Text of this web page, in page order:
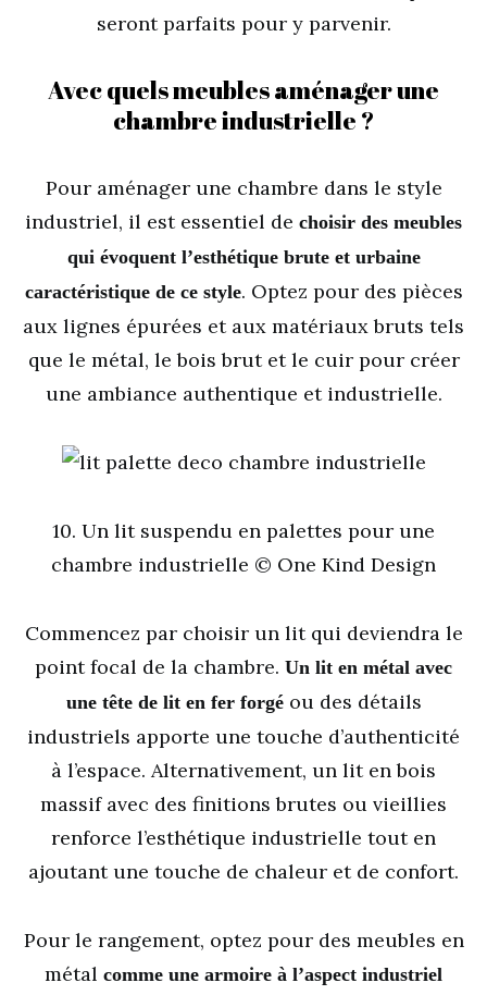
seront parfaits pour y parvenir.
Avec quels meubles aménager une
chambre industrielle ?
Pour aménager une chambre dans le style
industriel, il est essentiel de choisir des meubles
qui évoquent l’esthétique brute et urbaine
caractéristique de ce style. Optez pour des pièces
aux lignes épurées et aux matériaux bruts tels
que le métal, le bois brut et le cuir pour créer
une ambiance authentique et industrielle.
10. Un lit suspendu en palettes pour une
chambre industrielle © One Kind Design
Commencez par choisir un lit qui deviendra le
point focal de la chambre. Un lit en métal avec
une tête de lit en fer forgéou des détails
industriels apporte une touche d’authenticité
à l’espace. Alternativement, un lit en bois
massif avec des finitions brutes ou vieillies
renforce l’esthétique industrielle tout en
ajoutant une touche de chaleur et de confort.
Pour le rangement, optez pour des meubles en
métal comme une armoire à l’aspect industriel